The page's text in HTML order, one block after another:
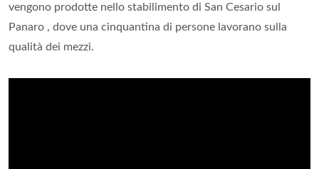
vengono prodotte nello stabilimento di San Cesario sul
Panaro , dove una cinquantina di persone lavorano sulla
qualità dei mezzi.